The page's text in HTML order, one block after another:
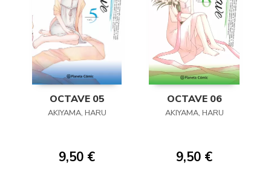
OCTAVE 05
AKIYAMA, HARU
9,50 €
OCTAVE 06
AKIYAMA, HARU
9,50 €